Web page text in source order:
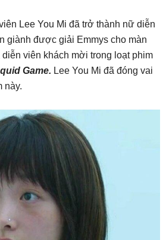
Lee You Mi đã trở thành nữ diễn
giành được giải Emmys cho màn
viên khách mời trong loạt phim
Game. Lee You Mi đã đóng vai
này.